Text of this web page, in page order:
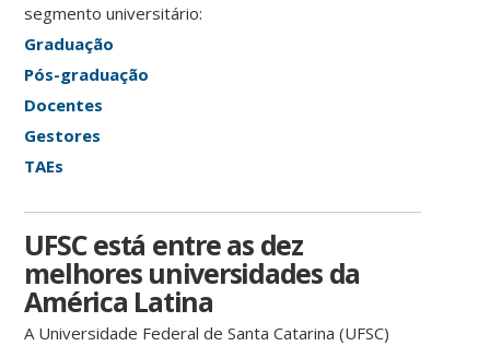
segmento universitário:
Graduação
Pós-graduação
Docentes
Gestores
TAEs
UFSC está entre as dez
melhores universidades da
América Latina
A Universidade Federal de Santa Catarina (UFSC)